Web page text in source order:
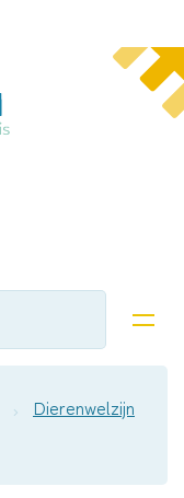
Dierenwelzijn